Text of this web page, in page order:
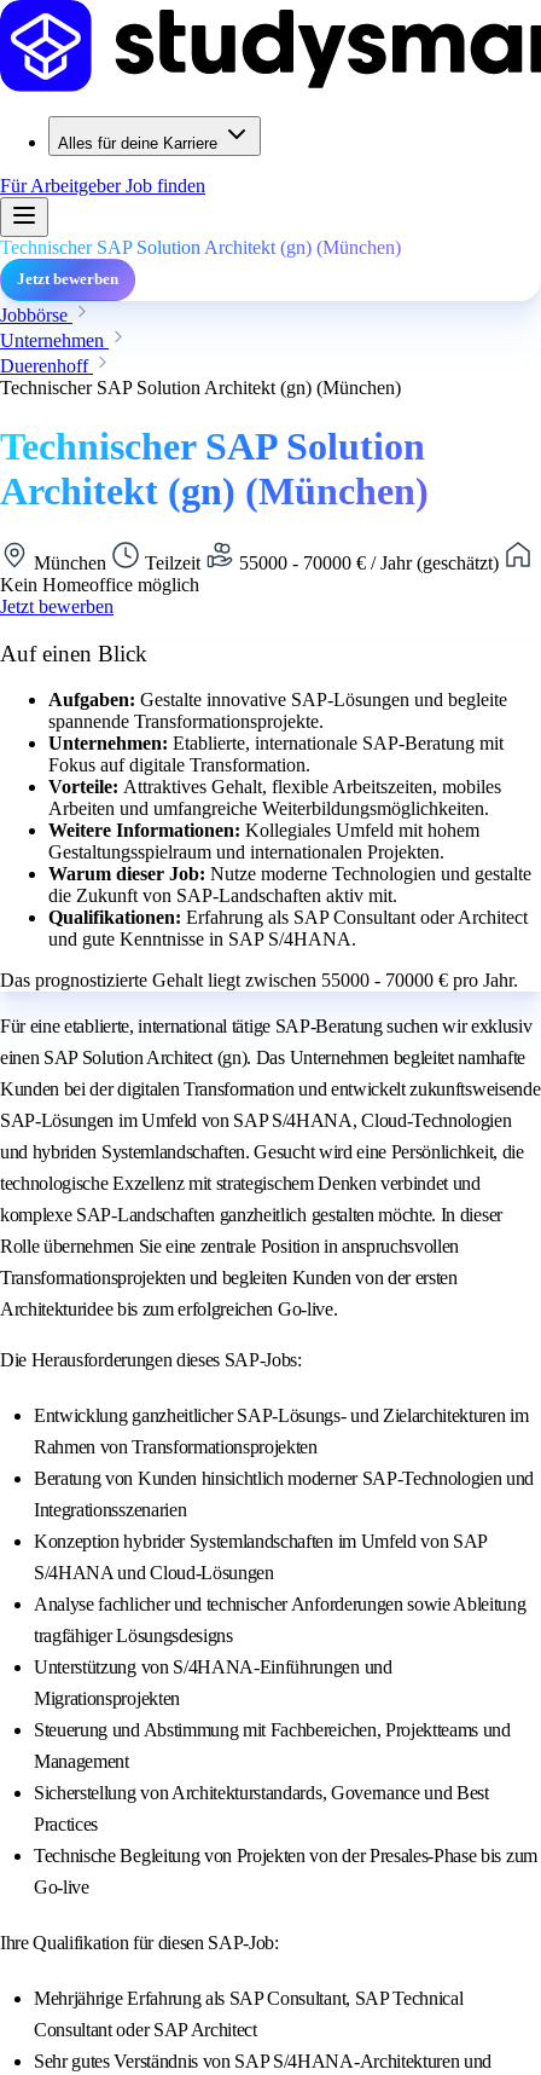
Alles für deine Karriere
Für ArbeitgeberJob finden
Technischer SAP Solution Architekt (gn) (München)
Jetzt bewerben
Jobbörse
Unternehmen
Duerenhoff
Technischer SAP Solution Architekt (gn) (München)
Technischer SAP Solution
Architekt (gn) (München)
München Teilzeit
55000 - 70000 € / Jahr (geschätzt)
Kein Homeoffice möglich
Jetzt bewerben
Auf einen Blick
Aufgaben: Gestalte innovative SAP-Lösungen und begleite
spannende Transformationsprojekte.
Unternehmen: Etablierte, internationale SAP-Beratung mit
Fokus auf digitale Transformation.
Vorteile: Attraktives Gehalt, flexible Arbeitszeiten, mobiles
Arbeiten und umfangreiche Weiterbildungsmöglichkeiten.
Weitere Informationen: Kollegiales Umfeld mit hohem
Gestaltungsspielraum und internationalen Projekten.
Warum dieser Job: Nutze moderne Technologien und gestalte
die Zukunft von SAP-Landschaften aktiv mit.
Qualifikationen: Erfahrung als SAP Consultant oder Architect
und gute Kenntnisse in SAP S/4HANA.
Das prognostizierte Gehalt liegt zwischen 55000 - 70000 € pro Jahr.
Für eine etablierte, international tätige SAP-Beratung suchen wir exklusiv
einen SAP Solution Architect (gn). Das Unternehmen begleitet namhafte
Kunden bei der digitalen Transformation und entwickelt zukunftsweisende
SAP-Lösungen im Umfeld von SAP S/4HANA, Cloud-Technologien
und hybriden Systemlandschaften. Gesucht wird eine Persönlichkeit, die
technologische Exzellenz mit strategischem Denken verbindet und
komplexe SAP-Landschaften ganzheitlich gestalten möchte. In dieser
Rolle übernehmen Sie eine zentrale Position in anspruchsvollen
Transformationsprojekten und begleiten Kunden von der ersten
Architekturidee bis zum erfolgreichen Go-live.
Die Herausforderungen dieses SAP-Jobs:
Entwicklung ganzheitlicher SAP-Lösungs- und Zielarchitekturen im
Rahmen von Transformationsprojekten
Beratung von Kunden hinsichtlich moderner SAP-Technologien und
Integrationsszenarien
Konzeption hybrider Systemlandschaften im Umfeld von SAP
S/4HANA und Cloud-Lösungen
Analyse fachlicher und technischer Anforderungen sowie Ableitung
tragfähiger Lösungsdesigns
Unterstützung von S/4HANA-Einführungen und
Migrationsprojekten
Steuerung und Abstimmung mit Fachbereichen, Projektteams und
Management
Sicherstellung von Architekturstandards, Governance und Best
Practices
Technische Begleitung von Projekten von der Presales-Phase bis zum
Go-live
Ihre Qualifikation für diesen SAP-Job:
Mehrjährige Erfahrung als SAP Consultant, SAP Technical
Consultant oder SAP Architect
Sehr gutes Verständnis von SAP S/4HANA-Architekturen und